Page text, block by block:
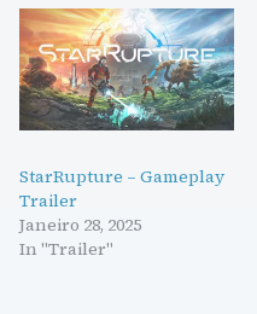
StarRupture – Gameplay
Trailer
Janeiro 28, 2025
In "Trailer"